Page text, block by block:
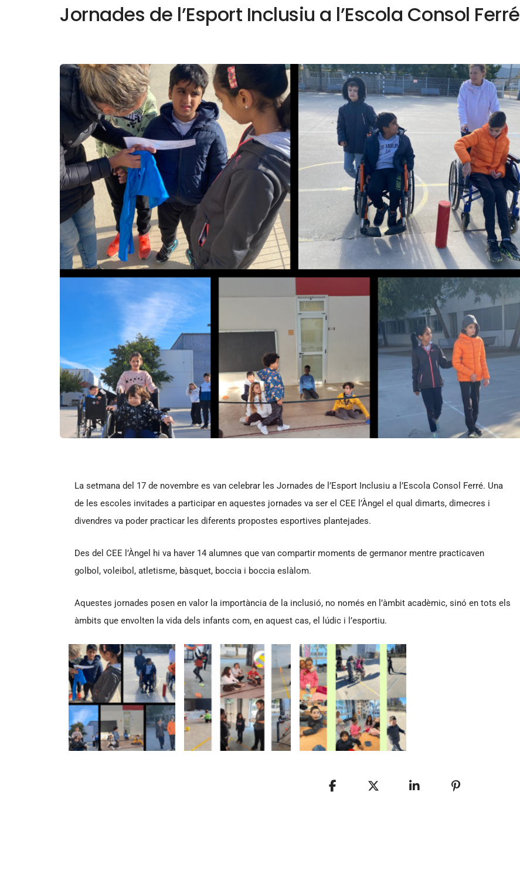
Jornades de l’Esport Inclusiu a l’Escola Consol Ferré
La setmana del 17 de novembre es van celebrar les Jornades de l’Esport Inclusiu a l’Escola Consol Ferré. Una
de les escoles invitades a participar en aquestes jornades va ser el CEE l’Àngel el qual dimarts, dimecres i
divendres va poder practicar les diferents propostes esportives plantejades.
Des del CEE l’Àngel hi va haver 14 alumnes que van compartir moments de germanor mentre practicaven
golbol, voleibol, atletisme, bàsquet, boccia i boccia eslàlom.
Aquestes jornades posen en valor la importància de la inclusió, no només en l’àmbit acadèmic, sinó en tots els
àmbits que envolten la vida dels infants com, en aquest cas, el lúdic i l’esportiu.